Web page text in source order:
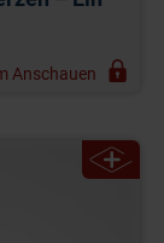
Anschauen